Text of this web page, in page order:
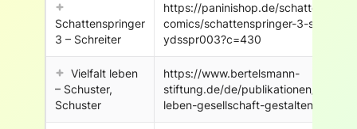
Schattenspringer
3 – Schreiter
https://paninishop.de/
comics/schattenspringer-3-
ydsspr003?c=430
Vielfalt leben
– Schuster,
Schuster
https://www.bertelsmann-
stiftung.de/de/publikationen/
leben-gesellschaft-gestalten-2/